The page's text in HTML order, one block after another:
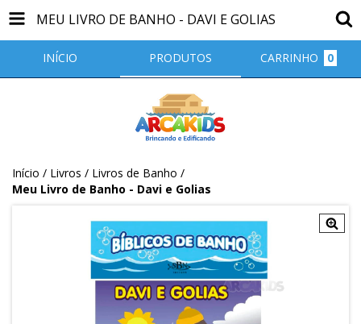
MEU LIVRO DE BANHO - DAVI E GOLIAS
INÍCIO PRODUTOS CARRINHO 0
Início / Livros / Livros de Banho /
Meu Livro de Banho - Davi e Golias